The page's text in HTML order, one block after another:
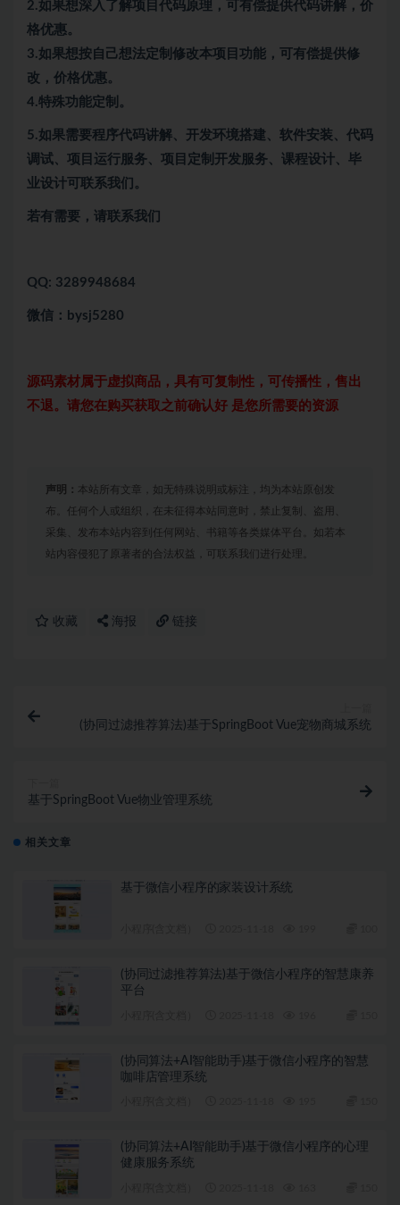
2.如果想深入了解项目代码原理，可有偿提供代码讲解，价
格优惠。
3.如果想按自己想法定制修改本项目功能，可有偿提供修
改，价格优惠。
4.特殊功能定制。
5.如果需要程序代码讲解、开发环境搭建、软件安装、代码
调试、项目运行服务、项目定制开发服务、课程设计、毕
业设计可联系我们。
若有需要，请联系我们
QQ: 3289948684
微信：bysj5280
源码素材属于虚拟商品，具有可复制性，可传播性，售出
不退。请您在购买获取之前确认好 是您所需要的资源
声明： 本站所有文章，如无特殊说明或标注，均为本站原创发
布。任何个人或组织，在未征得本站同意时，禁止复制、盗用、
采集、发布本站内容到任何网站、书籍等各类媒体平台。如若本
站内容侵犯了原著者的合法权益，可联系我们进行处理。
收藏 海报 链接
(协同过滤推荐算法)基于SpringBoot Vue宠物商城系统
基于SpringBoot Vue物业管理系统
相关文章
基于微信小程序的家装设计系统
(协同过滤推荐算法)基于微信小程序的智慧康养
平台
(协同算法+AI智能助手)基于微信小程序的智慧
咖啡店管理系统
(协同算法+AI智能助手)基于微信小程序的心理
健康服务系统